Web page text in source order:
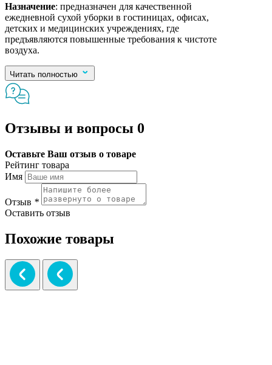
Назначение: предназначен для качественной
ежедневной сухой уборки в гостиницах, офисах,
детских и медицинских учреждениях, где
предъявляются повышенные требования к чистоте
воздуха.
Читать полностью
Отзывы и вопросы 0
Оставьте Ваш отзыв о товаре
Рейтинг товара
Имя
Отзыв *
Оставить отзыв
Похожие товары